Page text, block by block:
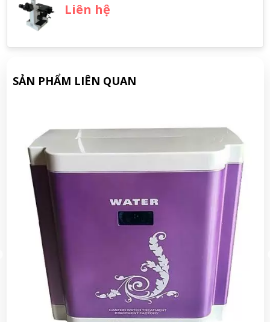
Liên hệ
SẢN PHẨM LIÊN QUAN